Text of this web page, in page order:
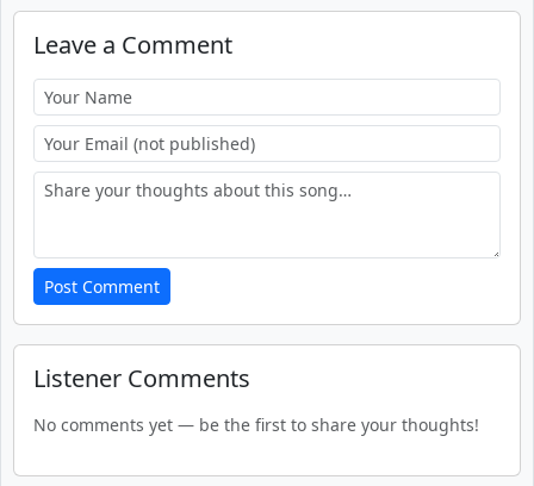
Leave a Comment
Post Comment
Listener Comments
No comments yet — be the first to share your thoughts!